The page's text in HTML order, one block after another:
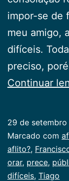
impor-se de
meu amigo,
difíceis.
preciso,
Continuar
29 de
Categorizado
como
Publicogeral
Marcado com
aflito?,
orar, prece,
difíceis, Tiago